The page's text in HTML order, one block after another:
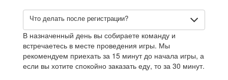
Что делать после регистрации?
В назначенный день вы собираете команду и
встречаетесь в месте проведения игры. Мы
рекомендуем приехать за 15 минут до начала игры, а
если вы хотите спокойно заказать еду, то за 30 минут.